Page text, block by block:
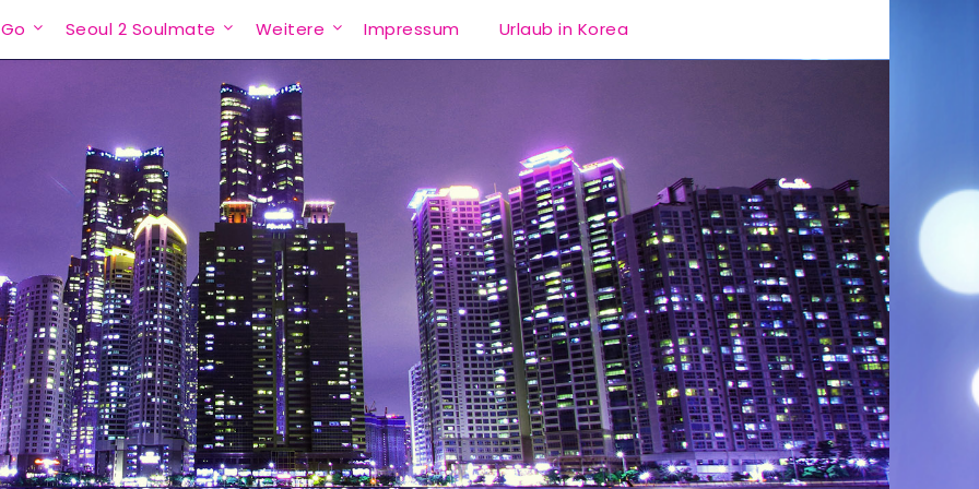
Seoul 2 Soulmate Weitere Impressum Urlaub in Korea